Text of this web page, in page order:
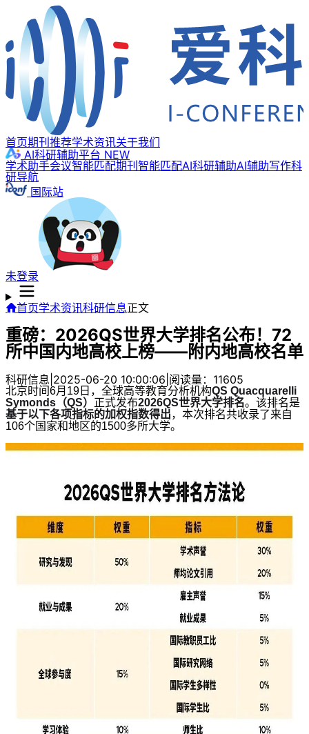
首页期刊推荐学术资讯关于我们
AI科研辅助平台 NEW
学术助手会议智能匹配期刊智能匹配AI科研辅助AI辅助写作科
研导航
国际站
未登录
首页学术资讯科研信息正文
重磅：2026QS世界大学排名公布！72
所中国内地高校上榜——附内地高校名单
科研信息 2025-06-20 10:00:06 阅读量：11605
北京时间6月19日，全球高等教育分析机构QS Quacquarelli
Symonds（QS） 正式发布2026QS世界大学排名。该排名是
基于以下各项指标的加权指数得出， 本次排名共收录了来自
106个国家和地区的1500多所大学。